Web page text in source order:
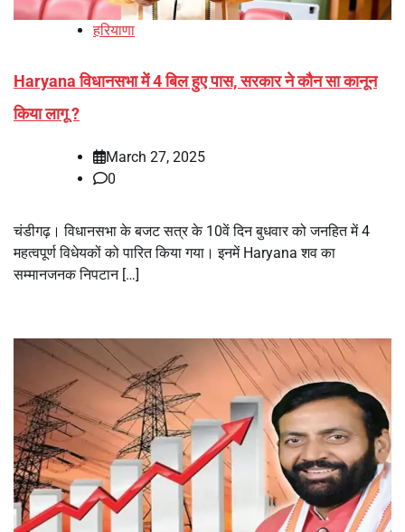
हरियाणा
Haryana विधानसभा में 4 बिल हुए पास, सरकार ने कौन सा कानून
किया लागू ?
March 27, 2025
0
चंडीगढ़। विधानसभा के बजट सत्र के 10वें दिन बुधवार को जनहित में 4
महत्वपूर्ण विधेयकों को पारित किया गया। इनमें Haryana शव का
सम्मानजनक निपटान […]